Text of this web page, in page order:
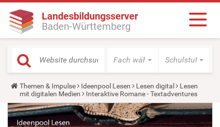
Landesbildungsserver
Baden-Württemberg
Fach wählen Schulstufe
Y
o
u
a
r
e
Themen & Impulse Ideenpool Lesen Lesen digital
Lesen
mit digitalen Medien
Interaktive Romane - Textadventures